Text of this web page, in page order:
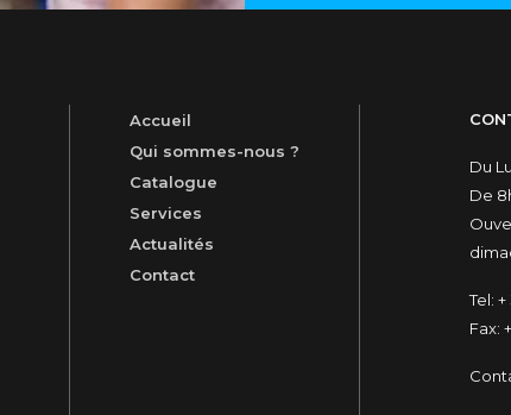
Accueil
Qui sommes-nous ?
Catalogue
Services
Actualités
Contact
Du
De
Tel: +
Fax: